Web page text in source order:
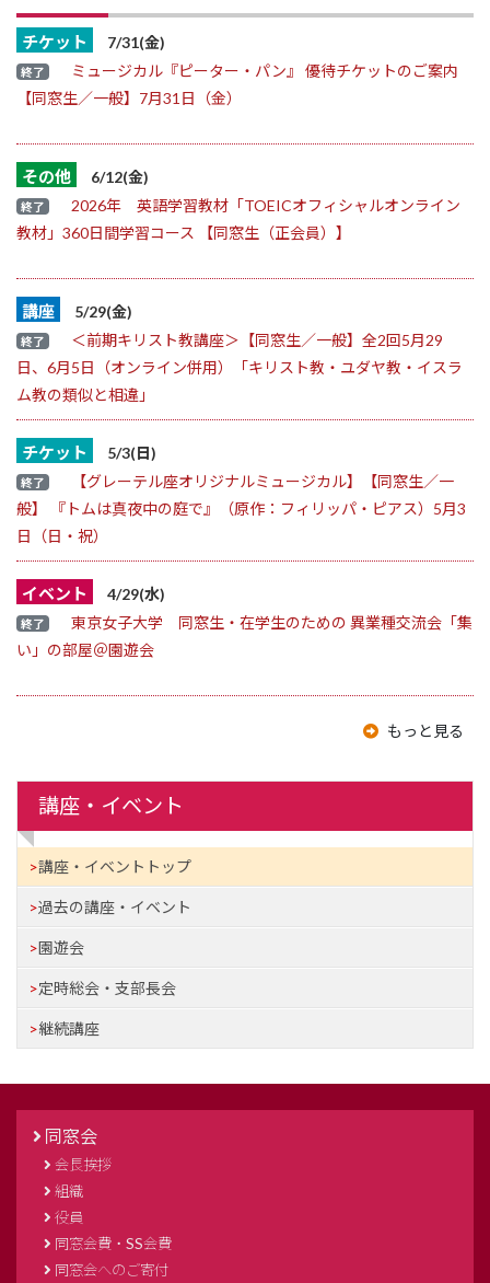
チケット 7/31(金)
終了
ミュージカル『ピーター・パン』 優待チケットのご案内
【同窓生／一般】7月31日（金）
その他 6/12(金)
終了
2026年 英語学習教材「TOEICオフィシャルオンライン
教材」360日間学習コース 【同窓生（正会員）】
講座 5/29(金)
終了
＜前期キリスト教講座＞【同窓生／一般】全2回5月29
日、6月5日（オンライン併用）「キリスト教・ユダヤ教・イスラ
ム教の類似と相違」
チケット 5/3(日)
終了
【グレーテル座オリジナルミュージカル】【同窓生／一
般】 『トムは真夜中の庭で』（原作：フィリッパ・ピアス）5月3
日（日・祝）
イベント 4/29(水)
終了
東京女子大学 同窓生・在学生のための 異業種交流会「集
い」の部屋＠園遊会
もっと見る
講座・イベント
講座・イベントトップ
過去の講座・イベント
園遊会
定時総会・支部長会
継続講座
同窓会
会長挨拶
組織
役員
同窓会費・SS会費
同窓会へのご寄付